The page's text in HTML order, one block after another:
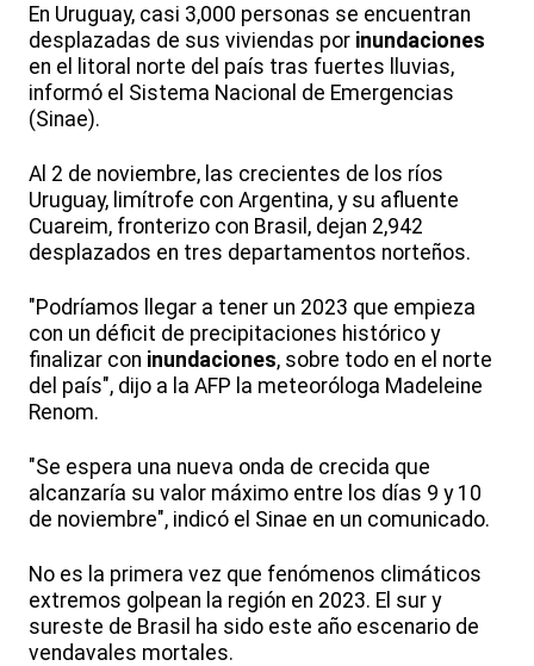
En Uruguay, casi 3,000 personas se encuentran
desplazadas de sus viviendas por inundaciones
en el litoral norte del país tras fuertes lluvias,
informó el Sistema Nacional de Emergencias
(Sinae).
Al 2 de noviembre, las crecientes de los ríos
Uruguay, limítrofe con Argentina, y su afluente
Cuareim, fronterizo con Brasil, dejan 2,942
desplazados en tres departamentos norteños.
"Podríamos llegar a tener un 2023 que empieza
con un déficit de precipitaciones histórico y
finalizar con inundaciones, sobre todo en el norte
del país", dijo a la AFP la meteoróloga Madeleine
Renom.
"Se espera una nueva onda de crecida que
alcanzaría su valor máximo entre los días 9 y 10
de noviembre", indicó el Sinae en un comunicado.
No es la primera vez que fenómenos climáticos
extremos golpean la región en 2023. El sur y
sureste de Brasil ha sido este año escenario de
vendavales mortales.